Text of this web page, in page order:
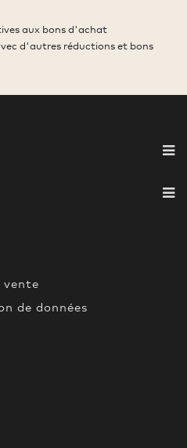
aux bons d'achat
d'autres réductions et bons
vente
de données